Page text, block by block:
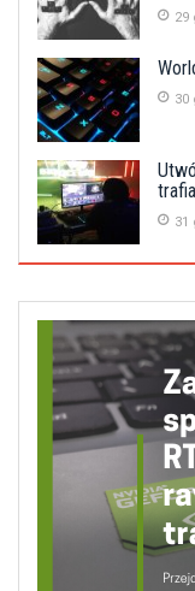
29
30
31